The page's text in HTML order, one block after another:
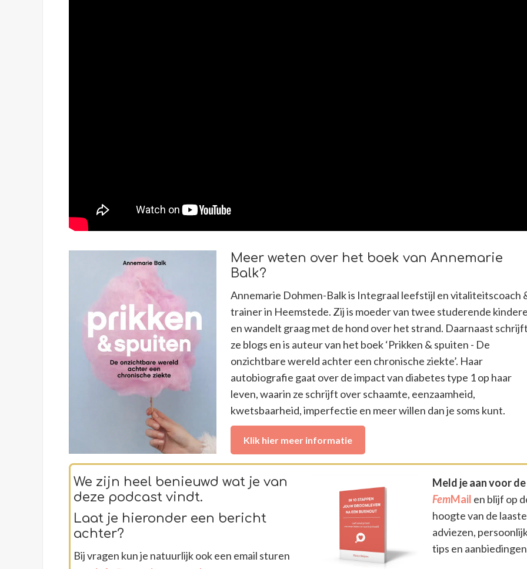
Meer weten over het boek van Annemarie
Balk?
Annemarie Dohmen-Balk is Integraal leefstijl en vitaliteitscoach
trainer in Heemstede. Zij is moeder van twee studerende
en wandelt graag met de hond over het strand. Daarnaast schrijft
ze blogs en is auteur van het boek ‘Prikken & spuiten - De
onzichtbare wereld achter een chronische ziekte’. Haar
autobiografie gaat over de impact van diabetes type 1 op haar
leven, waarin ze schrijft over schaamte, eenzaamheid,
kwetsbaarheid, imperfectie en meer willen dan je soms kunt.
Klik hier meer informatie
We zijn heel benieuwd wat je van
deze podcast vindt.
Laat je hieronder een bericht
achter?
Bij vragen kun je natuurlijk ook een email sturen
Meld je aan voor de
FemMail en blijf op
hoogte van de laaste
adviezen,
tips en